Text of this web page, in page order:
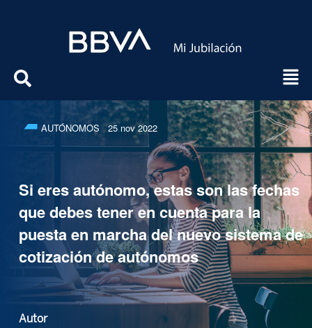
AUTÓNOMOS25 nov 2022
Si eres autónomo, estas son las fechas
que debes tener en cuenta para la
puesta en marcha del nuevo sistema de
cotización de autónomos
Autor